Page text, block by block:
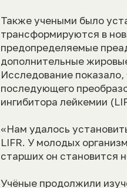
Также учеными было
трансформируются в
предопределяемые
дополнительные
Исследование
последующего
ингибитора лейкемии
«Нам удалось
LIFR. У молодых
старших он становится
Учёные продолжили